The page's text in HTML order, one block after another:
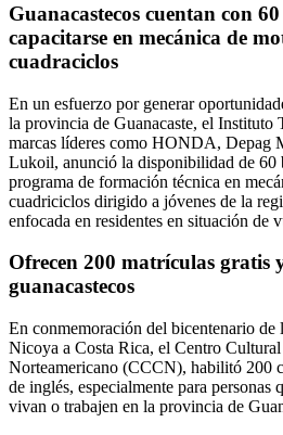
Guanacastecos cuentan con
capacitarse en mecánica de
cuadraciclos
En un esfuerzo por generar
la provincia de Guanacaste, el
marcas líderes como HONDA, Depag
Lukoil, anunció la disponibilidad de 60
programa de formación técnica en
cuadriciclos dirigido a jóvenes de la
enfocada en residentes en situación de
Ofrecen 200 matrículas gratis
guanacastecos
En conmemoración del bicentenario
Nicoya a Costa Rica, el Centro Cultural
Norteamericano (CCCN), habilitó 200
de inglés, especialmente para personas
vivan o trabajen en la provincia de